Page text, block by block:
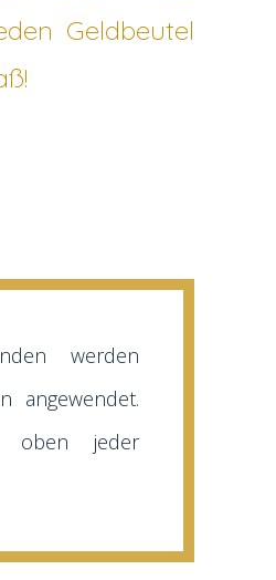
Geldbeutel
werden
angewendet.
oben jeder